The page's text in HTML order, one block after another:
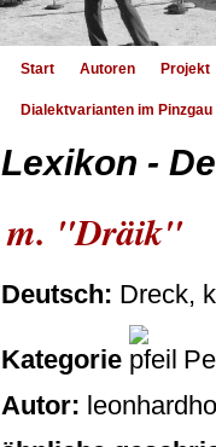
Start Autoren Projekt
Dialektvarianten im Pinzgau
Lexikon -
m. "Dräik"
Deutsch: Dreck,
Kategorie
Autor: